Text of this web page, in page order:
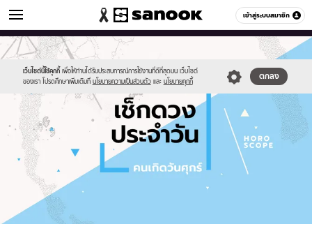
เข้าสู่ระบบสมาชิก
ดูดวง หมวดอื่นๆ
เว็บไซต์นี้ใช้คุกกี้ เพื่อให้ท่านได้รับประสบการณ์การใช้งานที่ดีที่สุดบน เว็บไซต์
ของเรา โปรดศึกษาเพิ่มเติมที่ นโยบายความเป็นส่วนตัว และ นโยบายคุกกี้
ตกลง
Sanook
//s.isanook.com/sr/0/images/logo-
new-
sanook.png
600
60
//s.isanook.com/ho/0/ud/fxd/day/daily-
horoscope-
friday.jpg